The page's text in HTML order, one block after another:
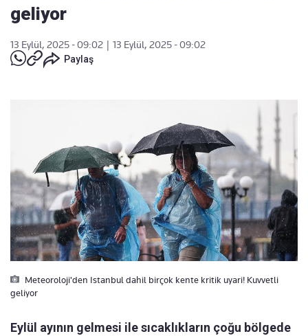
geliyor
13 Eylül, 2025 - 09:02
13 Eylül, 2025 - 09:02
Paylaş
Meteoroloji'den Istanbul dahil birçok kente kritik uyari! Kuvvetli
geliyor
Eylül ayının gelmesi ile sıcaklıkların çoğu bölgede